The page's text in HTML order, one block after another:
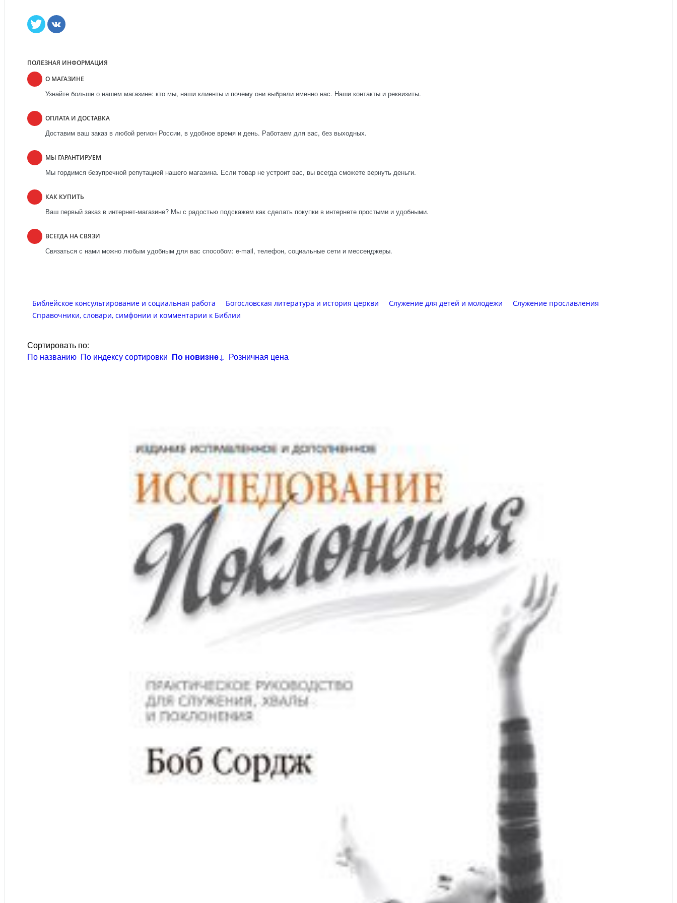
ПОЛЕЗНАЯ ИНФОРМАЦИЯ
О МАГАЗИНЕ
Узнайте больше о нашем магазине: кто мы, наши клиенты и почему они выбрали именно нас. Наши контакты и реквизиты.
ОПЛАТА И ДОСТАВКА
Доставим ваш заказ в любой регион России, в удобное время и день. Работаем для вас, без выходных.
МЫ ГАРАНТИРУЕМ
Мы гордимся безупречной репутацией нашего магазина. Если товар не устроит вас, вы всегда сможете вернуть деньги.
КАК КУПИТЬ
Ваш первый заказ в интернет-магазине? Мы с радостью подскажем как сделать покупки в интернете простыми и удобными.
ВСЕГДА НА СВЯЗИ
Связаться с нами можно любым удобным для вас способом: e-mail, телефон, социальные сети и мессенджеры.
Библейское консультирование и социальная работа Богословская литература и история церкви Служение для детей и молодежи
Служение прославления
Справочники, словари, симфонии и комментарии к Библии
Сортировать по:
По названию По индексу сортировки По новизне↓ Розничная цена